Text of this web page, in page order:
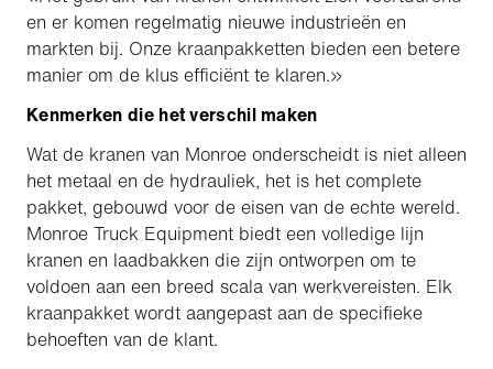
en er komen regelmatig nieuwe industrieën en
markten bij. Onze kraanpakketten bieden een betere
manier om de klus efficiënt te klaren.»
Kenmerken die het verschil maken
Wat de kranen van Monroe onderscheidt is niet alleen
het metaal en de hydrauliek, het is het complete
pakket, gebouwd voor de eisen van de echte wereld.
Monroe Truck Equipment biedt een volledige lijn
kranen en laadbakken die zijn ontworpen om te
voldoen aan een breed scala van werkvereisten. Elk
kraanpakket wordt aangepast aan de specifieke
behoeften van de klant.